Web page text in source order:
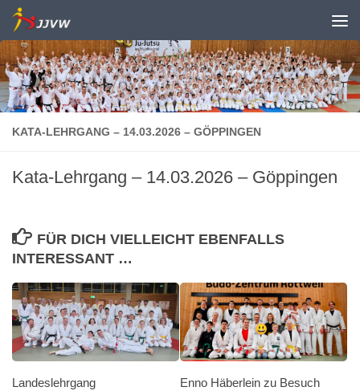
Zum Inhalt springen
KATA-LEHRGANG – 14.03.2026 – GÖPPINGEN
Kata-Lehrgang – 14.03.2026 – Göppingen
FÜR DICH VIELLEICHT EBENFALLS
INTERESSANT …
Landeslehrgang
Enno Häberlein zu Besuch